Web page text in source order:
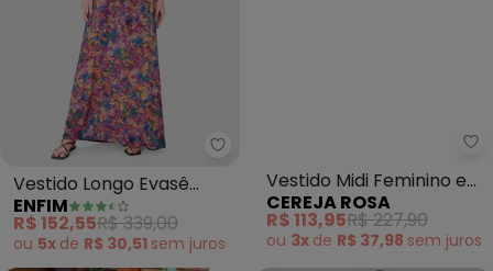
Enfim - Vestido Longo Evasê
Vestido Longo Evasê
Floral (Fúcsia)
ENFIM
R$ 152,55R$ 339,00
ou 5x de R$ 30,51 sem juros
Vestido Midi Feminino em
Viscose Manga 3/4 (Azul)
CEREJA ROSA
R$ 113,95R$ 227,90
ou 3x de R$ 37,98 sem juros